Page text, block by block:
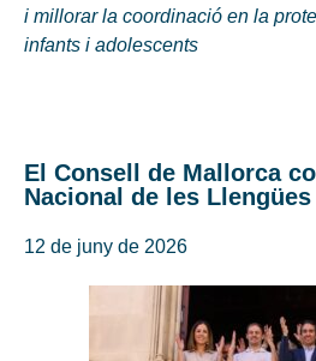
i millorar la coordinació en la
infants i adolescents
El Consell de Mallorca
Nacional de les
12 de juny de 2026